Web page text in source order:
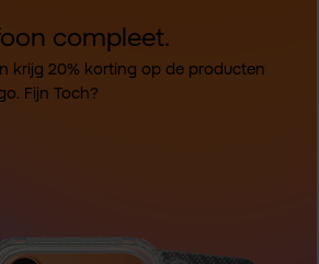
compleet.
krijg 20% korting op de producten
Fijn Toch?